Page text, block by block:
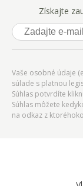
Získajte
Vaše osobné údaje
súlade s platnou
Súhlas potvrdíte
Súhlas môžete
na odkaz z